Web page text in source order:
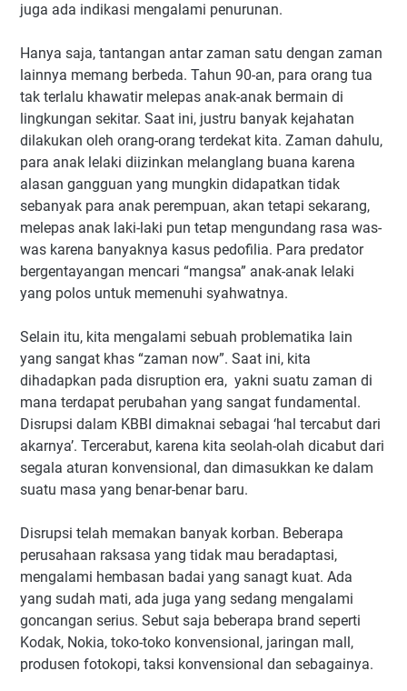
juga ada indikasi mengalami penurunan.
Hanya saja, tantangan antar zaman satu dengan zaman
lainnya memang berbeda. Tahun 90-an, para orang tua
tak terlalu khawatir melepas anak-anak bermain di
lingkungan sekitar. Saat ini, justru banyak kejahatan
dilakukan oleh orang-orang terdekat kita. Zaman dahulu,
para anak lelaki diizinkan melanglang buana karena
alasan gangguan yang mungkin didapatkan tidak
sebanyak para anak perempuan, akan tetapi sekarang,
melepas anak laki-laki pun tetap mengundang rasa was-
was karena banyaknya kasus pedofilia. Para predator
bergentayangan mencari “mangsa” anak-anak lelaki
yang polos untuk memenuhi syahwatnya.
Selain itu, kita mengalami sebuah problematika lain
yang sangat khas “zaman now”. Saat ini, kita
dihadapkan pada disruption era, yakni suatu zaman di
mana terdapat perubahan yang sangat fundamental.
Disrupsi dalam KBBI dimaknai sebagai ‘hal tercabut dari
akarnya’. Tercerabut, karena kita seolah-olah dicabut dari
segala aturan konvensional, dan dimasukkan ke dalam
suatu masa yang benar-benar baru.
Disrupsi telah memakan banyak korban. Beberapa
perusahaan raksasa yang tidak mau beradaptasi,
mengalami hembasan badai yang sanagt kuat. Ada
yang sudah mati, ada juga yang sedang mengalami
goncangan serius. Sebut saja beberapa brand seperti
Kodak, Nokia, toko-toko konvensional, jaringan mall,
produsen fotokopi, taksi konvensional dan sebagainya.